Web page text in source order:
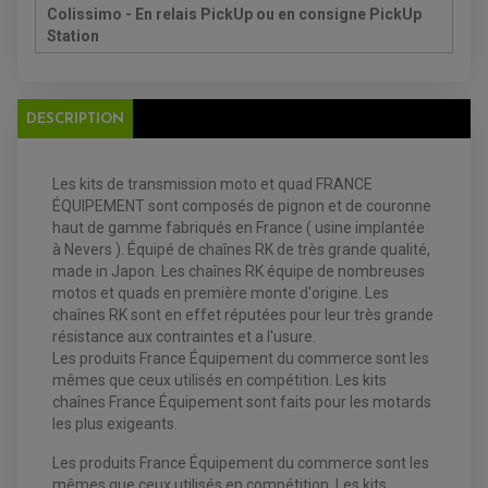
POMPE A ESSENCE
REDRESSEUR / REGULATEUR
ENTRETIEN MOTO
ATELIER, PADDOCK, STAND
ANTIPARASITE NGK
FILTRE A HUILE
FILTRE ET ACCESSOIRE ESSENCE
PRODUIT D'ENTRETIEN
DISQUE DE FREIN AVANT
ACCESSOIRE + VISSERIE FREINAGE
DISQUE DE FREIN ARRIERE
PLAQUETTE DE FREIN AVANT
Colissimo - En relais PickUp ou en consigne PickUp
Station
DESCRIPTION
Les kits de transmission moto et quad FRANCE
ÉQUIPEMENT sont composés de pignon et de couronne
haut de gamme fabriqués en France ( usine implantée
à Nevers ). Équipé de chaînes RK de très grande qualité,
made in Japon. Les chaînes RK équipe de nombreuses
motos et quads en première monte d'origine. Les
chaînes RK sont en effet réputées pour leur très grande
résistance aux contraintes et a l'usure.
Les produits France Équipement du commerce sont les
mêmes que ceux utilisés en compétition. Les kits
chaînes France Équipement sont faits pour les motards
les plus exigeants.
Les produits France Équipement du commerce sont les